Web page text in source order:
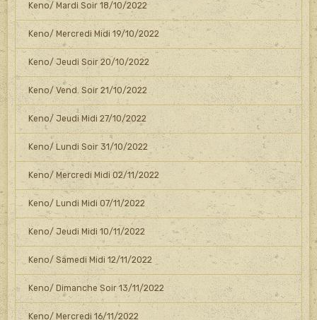
Keno/ Mardi Soir 18/10/2022
Keno/ Mercredi Midi 19/10/2022
Keno/ Jeudi Soir 20/10/2022
Keno/ Vend. Soir 21/10/2022
Keno/ Jeudi Midi 27/10/2022
Keno/ Lundi Soir 31/10/2022
Keno/ Mercredi Midi 02/11/2022
Keno/ Lundi Midi 07/11/2022
Keno/ Jeudi Midi 10/11/2022
Keno/ Samedi Midi 12/11/2022
Keno/ Dimanche Soir 13/11/2022
Keno/ Mercredi 16/11/2022